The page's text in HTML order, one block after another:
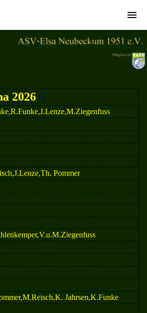
2026
Pommer
Jahrsen,K.Funke